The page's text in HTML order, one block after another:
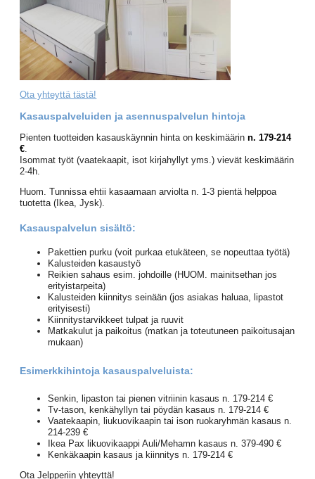
Ota yhteyttä tästä!
Kasauspalveluiden ja asennuspalvelun hintoja
Pienten tuotteiden kasauskäynnin hinta on keskimäärinn. 179-214
€
Isommat työt (vaatekaapit, isot kirjahyllyt yms.) vievät keskimäärin
2-4h.
Huom. Tunnissa ehtii kasaamaan arviolta n. 1-3 pientä helppoa
tuotetta (Ikea, Jysk).
Kasauspalvelun sisältö:
Pakettien purku (voit purkaa etukäteen, se nopeuttaa työtä)
Kalusteiden kasaustyö
Reikien sahaus esim. johdoille (HUOM. mainitsethan jos
erityistarpeita)
Kalusteiden kiinnitys seinään (jos asiakas haluaa, lipastot
erityisesti)
Kiinnitystarvikkeet tulpat ja ruuvit
Matkakulut ja paikoitus (matkan ja toteutuneen paikoitusajan
mukaan)
Esimerkkihintoja kasauspalveluista:
Senkin, lipaston tai pienen vitriinin kasaus n. 179-214 €
Tv-tason, kenkähyllyn tai pöydän kasaus n. 179-214 €
Vaatekaapin, liukuovikaapin tai ison ruokaryhmän kasaus n.
214-239 €
Ikea Pax likuovikaappi Auli/Mehamn kasaus n. 379-490 €
Kenkäkaapin kasaus ja kiinnitys n. 179-214 €
Ota Jelpperiin yhteyttä!